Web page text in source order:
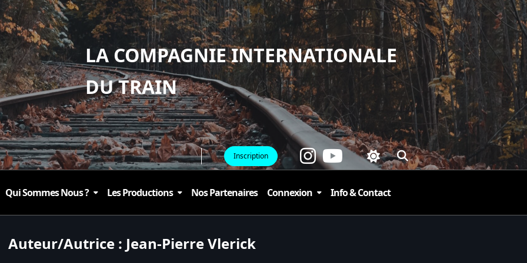
LA COMPAGNIE INTERNATIONALE
DU TRAIN
Inscription
Qui Sommes Nous ? Les Productions Nos Partenaires Connexion Info & Contact
Auteur/autrice : Jean-Pierre Vlerick